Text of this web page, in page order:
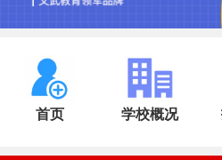
首页 学校概况